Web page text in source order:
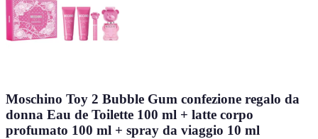
Moschino Toy 2 Bubble Gum confezione regalo da
donna Eau de Toilette 100 ml + latte corpo
profumato 100 ml + spray da viaggio 10 ml